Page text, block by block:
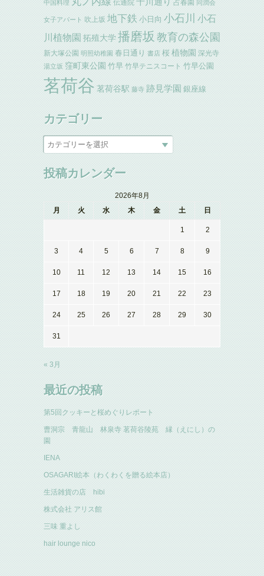
中国料理 伝通院 占春園 同潤会
女子アパート 吹上坂 地下鉄 小日向 小石川 小石
川植物園 拓殖大学 播磨坂 教育の森公園
新大塚公園 明照幼稚園 春日通り 書店 桜 植物園 深光寺
湯立坂 窪町東公園 竹早 竹早テニスコート 竹早公園
茗荷谷 茗荷谷駅 藤寺 跡見学園 銀座線
カテゴリー
投稿カレンダー
2026年8月
月
火 水 木 金 土 日
1 2
3 4 5 6 7 8 9
10 11 12 13 14 15 16
17 18 19 20 21 22 23
24 25 26 27 28 29 30
31
« 3月
最近の投稿
第5回クッキーと桜めぐりレポート
曹洞宗 青龍山 林泉寺 茗荷谷陵苑 縁（えにし）の
園
IENA
OSAGARI絵本（わくわくを贈る絵本店）
生活雑貨の店 hibi
株式会社 アリス館
三味 重よし
hair lounge nico